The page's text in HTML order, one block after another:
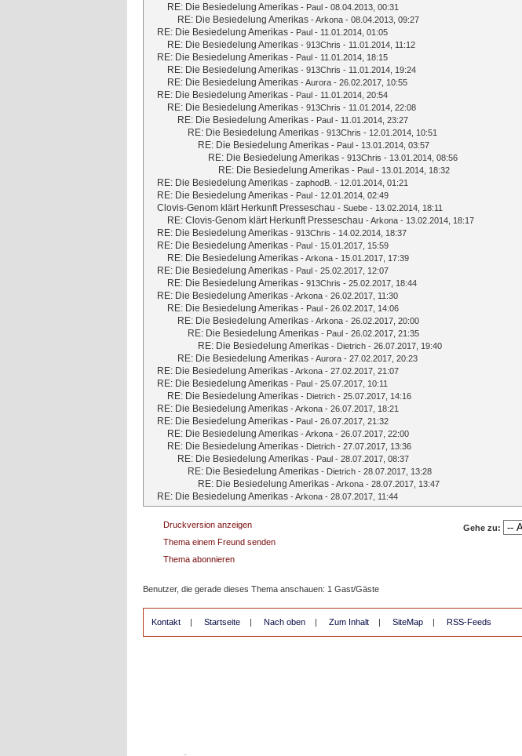
RE: Die Besiedelung Amerikas - Paul - 08.04.2013, 00:31
RE: Die Besiedelung Amerikas -Arkona - 08.04.2013, 09:27
RE: Die Besiedelung Amerikas - Paul - 11.01.2014, 01:05
RE: Die Besiedelung Amerikas - 913Chris - 11.01.2014, 11:12
RE: Die Besiedelung Amerikas - Paul - 11.01.2014, 18:15
RE: Die Besiedelung Amerikas - 913Chris - 11.01.2014, 19:24
RE: Die Besiedelung Amerikas -Aurora - 26.02.2017, 10:55
RE: Die Besiedelung Amerikas - Paul - 11.01.2014, 20:54
RE: Die Besiedelung Amerikas - 913Chris - 11.01.2014, 22:08
RE: Die Besiedelung Amerikas - Paul - 11.01.2014, 23:27
RE: Die Besiedelung Amerikas - 913Chris - 12.01.2014, 10:51
RE: Die Besiedelung Amerikas - Paul - 13.01.2014, 03:57
RE: Die Besiedelung Amerikas - 913Chris - 13.01.2014, 08:56
RE: Die Besiedelung Amerikas - Paul - 13.01.2014, 18:32
RE: Die Besiedelung Amerikas - zaphodB. - 12.01.2014, 01:21
RE: Die Besiedelung Amerikas - Paul - 12.01.2014, 02:49
Clovis-Genom klärt Herkunft Presseschau - Suebe - 13.02.2014, 18:11
RE: Clovis-Genom klärt Herkunft Presseschau -Arkona - 13.02.2014, 18:17
RE: Die Besiedelung Amerikas - 913Chris - 14.02.2014, 18:37
RE: Die Besiedelung Amerikas - Paul - 15.01.2017, 15:59
RE: Die Besiedelung Amerikas -Arkona - 15.01.2017, 17:39
RE: Die Besiedelung Amerikas - Paul - 25.02.2017, 12:07
RE: Die Besiedelung Amerikas - 913Chris - 25.02.2017, 18:44
RE: Die Besiedelung Amerikas -Arkona - 26.02.2017, 11:30
RE: Die Besiedelung Amerikas - Paul - 26.02.2017, 14:06
RE: Die Besiedelung Amerikas -Arkona - 26.02.2017, 20:00
RE: Die Besiedelung Amerikas - Paul - 26.02.2017, 21:35
RE: Die Besiedelung Amerikas - Dietrich - 26.07.2017, 19:40
RE: Die Besiedelung Amerikas -Aurora - 27.02.2017, 20:23
RE: Die Besiedelung Amerikas -Arkona - 27.02.2017, 21:07
RE: Die Besiedelung Amerikas - Paul - 25.07.2017, 10:11
RE: Die Besiedelung Amerikas - Dietrich - 25.07.2017, 14:16
RE: Die Besiedelung Amerikas -Arkona - 26.07.2017, 18:21
RE: Die Besiedelung Amerikas - Paul - 26.07.2017, 21:32
RE: Die Besiedelung Amerikas -Arkona - 26.07.2017, 22:00
RE: Die Besiedelung Amerikas - Dietrich - 27.07.2017, 13:36
RE: Die Besiedelung Amerikas - Paul - 28.07.2017, 08:37
RE: Die Besiedelung Amerikas - Dietrich - 28.07.2017, 13:28
RE: Die Besiedelung Amerikas -Arkona - 28.07.2017, 13:47
RE: Die Besiedelung Amerikas -Arkona - 28.07.2017, 11:44
Druckversion anzeigen
Thema einem Freund senden
Thema abonnieren
Gehe zu:
Benutzer, die gerade dieses Thema anschauen: 1 Gast/Gäste
Kontakt | Startseite | Nach oben | Zum Inhalt | SiteMap | RSS-Feeds